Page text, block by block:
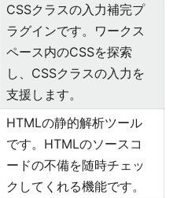
CSSクラスの入力補完プ
ラグインです。ワークス
ペース内のCSSを探索
し、CSSクラスの入力を
支援します。
HTMLの静的解析ツール
です。HTMLのソースコ
ードの不備を随時チェッ
クしてくれる機能です。